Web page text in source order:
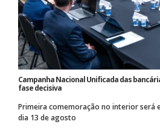
Campanha Nacional Unificada das
fase decisiva
Primeira comemoração no interior será
dia 13 de agosto